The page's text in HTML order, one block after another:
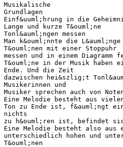
Musikalische
Grundlagen
Einf&uuml;hrung in die
Lange und kurze T&ouml;ne
Tonl&auml;ngen messen
Man k&ouml;nnte die
T&ouml;nen mit einer Stoppuhr
messen und in einem Diagramm
T&ouml;ne in der Musik haben
Ende. Und die Zeit
dazwischen hei&szlig;t
Musikerinnen und
Musiker sprechen auch von
Eine Melodie besteht aus
Ton zu Ende ist, f&auml;ngt
nichts
zu h&ouml;ren ist, befindet
Eine Melodie besteht also aus
unterschiedlich hohen und
T&ouml;nen